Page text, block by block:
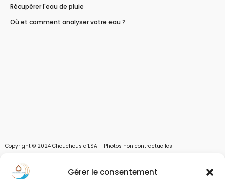
Gérer le consentement
Récupérer l'eau de pluie
Où et comment analyser votre eau ?
Copyright © 2024 Chouchous d’ESA – Photos non contractuelles
Les chouchous d’Esa vous apportent toutes les solutions pour récupérer l’eau de
pluie, et des moyens pour stocker, filtrer, traiter et potabiliser l’eau d’un forage,